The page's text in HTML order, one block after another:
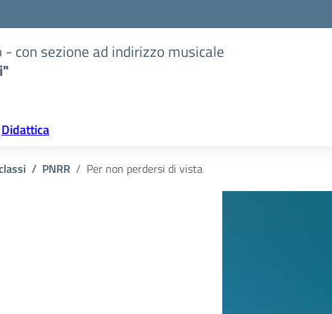
con sezione ad indirizzo musicale
Didattica
PNRR Per non perdersi di vista